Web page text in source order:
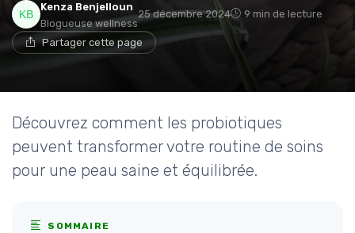
Kenza Benjelloun
Blogueuse wellness
25 décembre 2024 9 min de lecture
Partager cette page
Découvrez comment les probiotiques
peuvent transformer votre routine de soins
pour une peau saine et équilibrée.
SOMMAIRE